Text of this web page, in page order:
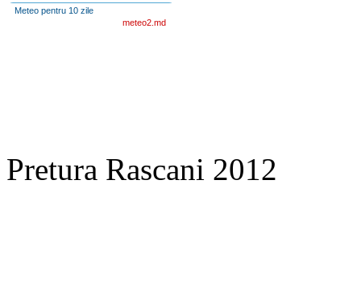
Meteo pentru 10 zile
meteo2.md
Pretura Rascani 2012